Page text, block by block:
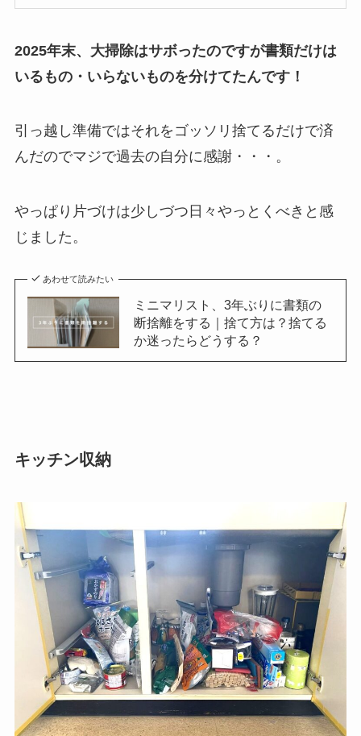
2025年末、大掃除はサボったのですが書類だけは
いるもの・いらないものを分けてたんです！
引っ越し準備ではそれをゴッソリ捨てるだけで済
んだのでマジで過去の自分に感謝・・・。
やっぱり片づけは少しづつ日々やっとくべきと感
じました。
あわせて読みたい
ミニマリスト、3年ぶりに書類の
断捨離をする｜捨て方は？捨てる
か迷ったらどうする？
キッチン収納